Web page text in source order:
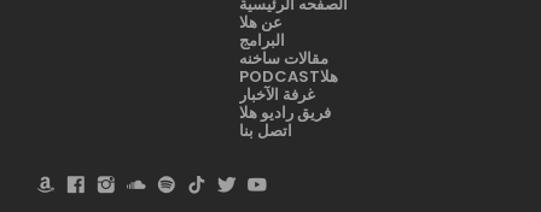
عن هلا
البرامج
مقالات ساخنه
هلاPODCAST
غرفة الآخبار
فريق راديو هلا
اتصل بنا